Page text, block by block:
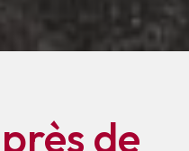
de